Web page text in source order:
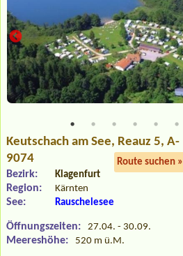
Keutschach am See, Reauz 5, A-
9074
Route suchen »
Bezirk: Klagenfurt
Region: Kärnten
See: Rauschelesee
Öffnungszeiten: 27.04. - 30.09.
Meereshöhe: 520 m ü.M.